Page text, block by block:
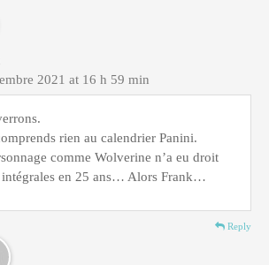
2021 at 16 h 59 min
rien au calendrier Panini.
comme Wolverine n’a eu droit
intégrales en 25 ans… Alors Frank…
Reply